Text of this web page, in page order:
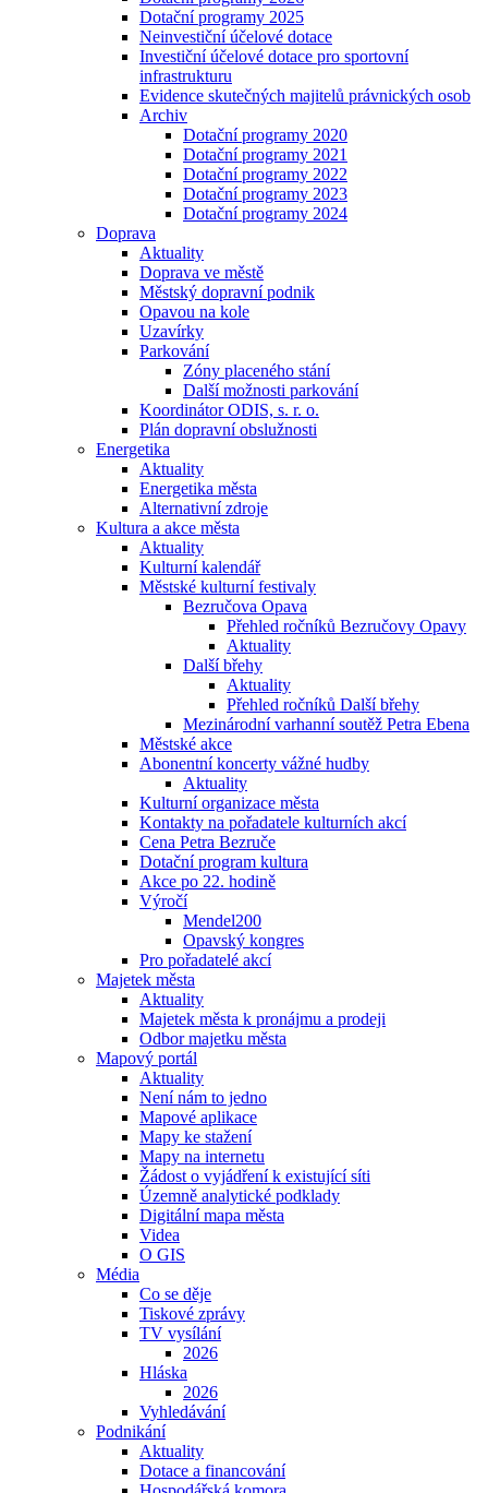
Dotační programy 2025
Neinvestiční účelové dotace
Investiční účelové dotace pro sportovní
infrastrukturu
Evidence skutečných majitelů právnických osob
Archiv
Dotační programy 2020
Dotační programy 2021
Dotační programy 2022
Dotační programy 2023
Dotační programy 2024
Doprava
Aktuality
Doprava ve městě
Městský dopravní podnik
Opavou na kole
Uzavírky
Parkování
Zóny placeného stání
Další možnosti parkování
Koordinátor ODIS, s. r. o.
Plán dopravní obslužnosti
Energetika
Aktuality
Energetika města
Alternativní zdroje
Kultura a akce města
Aktuality
Kulturní kalendář
Městské kulturní festivaly
Bezručova Opava
Přehled ročníků Bezručovy Opavy
Aktuality
Další břehy
Aktuality
Přehled ročníků Další břehy
Mezinárodní varhanní soutěž Petra Ebena
Městské akce
Abonentní koncerty vážné hudby
Aktuality
Kulturní organizace města
Kontakty na pořadatele kulturních akcí
Cena Petra Bezruče
Dotační program kultura
Akce po 22. hodině
Výročí
Mendel200
Opavský kongres
Pro pořadatelé akcí
Majetek města
Aktuality
Majetek města k pronájmu a prodeji
Odbor majetku města
Mapový portál
Aktuality
Není nám to jedno
Mapové aplikace
Mapy ke stažení
Mapy na internetu
Žádost o vyjádření k existující síti
Územně analytické podklady
Digitální mapa města
Videa
O GIS
Média
Co se děje
Tiskové zprávy
TV vysílání
2026
Hláska
2026
Vyhledávání
Podnikání
Aktuality
Dotace a financování